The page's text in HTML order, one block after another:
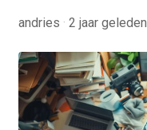
andries · 2 jaar geleden